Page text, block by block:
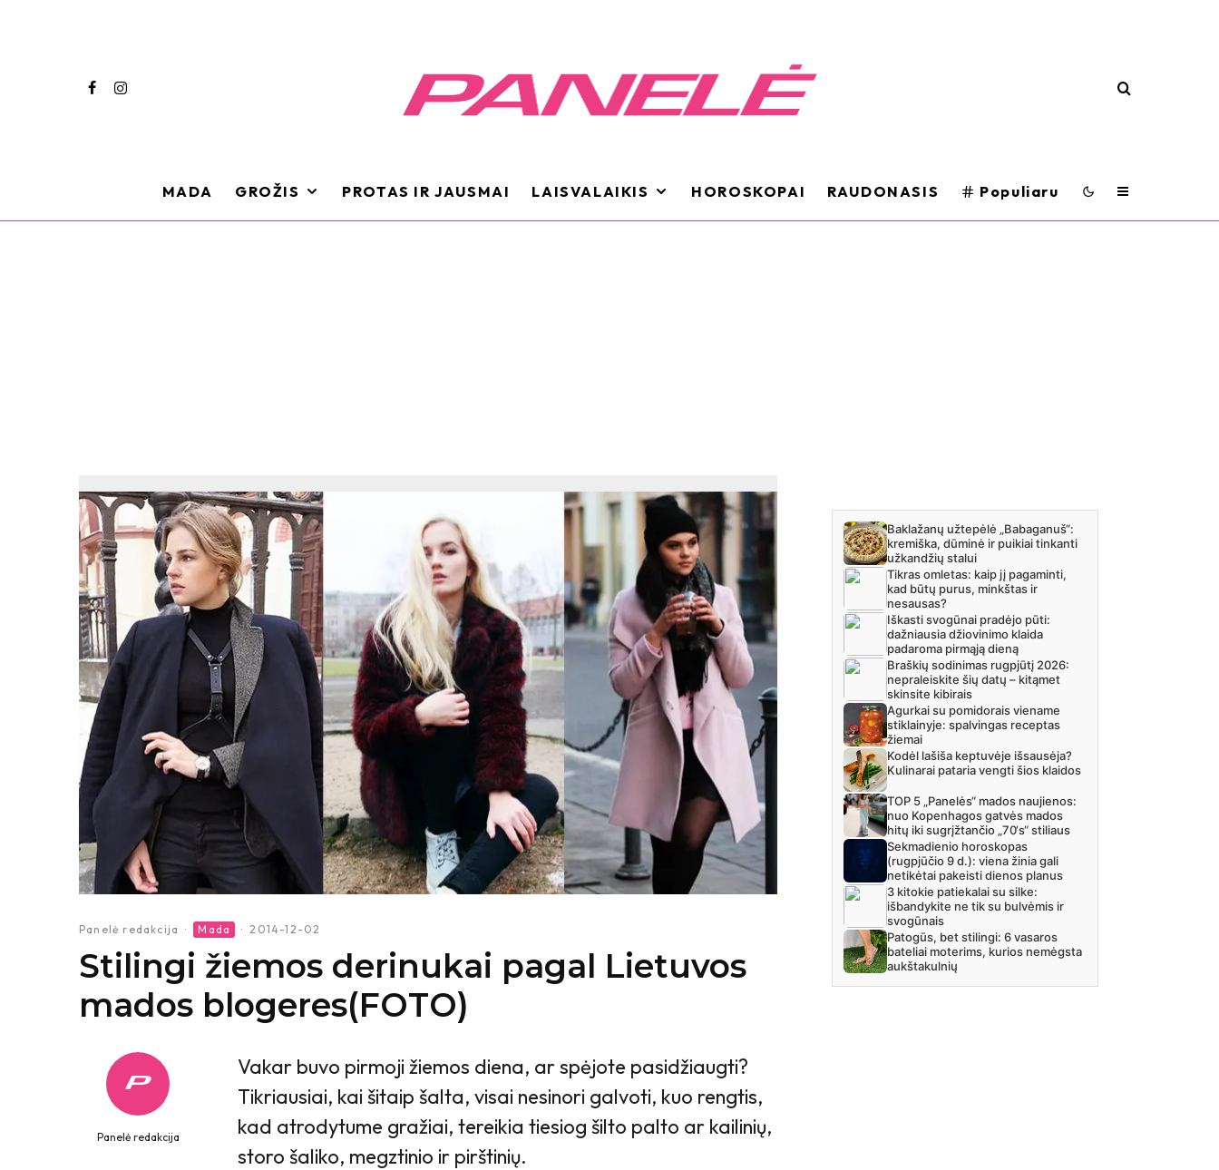
MADA GROŽIS PROTAS IR JAUSMAI LAISVALAIKIS HOROSKOPAI RAUDONASIS Populiaru
Panelė redakcija · Mada · 2014-12-02
Stilingi žiemos derinukai pagal Lietuvos
mados blogeres(FOTO)
Panelė redakcija
Vakar buvo pirmoji žiemos diena, ar spėjote pasidžiaugti?
Tikriausiai, kai šitaip šalta, visai nesinori galvoti, kuo rengtis,
kad atrodytume gražiai, tereikia tiesiog šilto palto ar kailinių,
storo šaliko, megztinio ir pirštinių.